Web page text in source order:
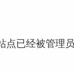
点已经被管理